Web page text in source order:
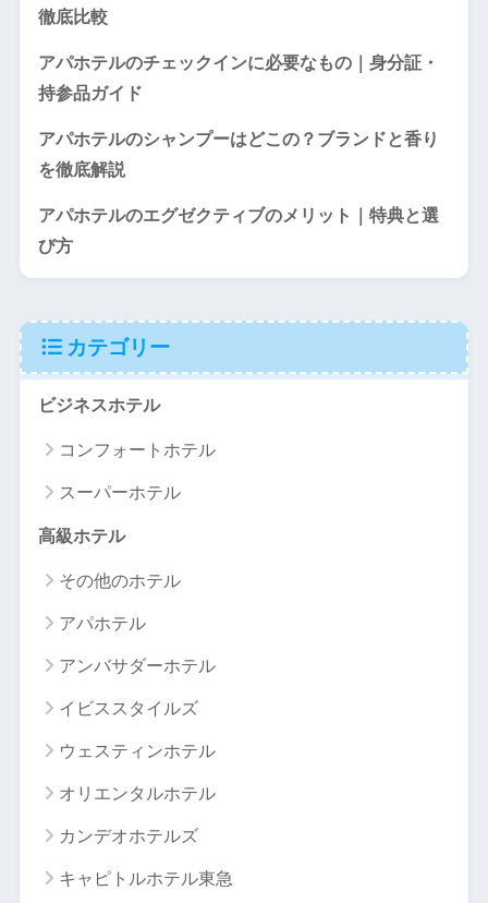
徹底比較
アパホテルのチェックインに必要なもの｜身分証・
持参品ガイド
アパホテルのシャンプーはどこの？ブランドと香り
を徹底解説
アパホテルのエグゼクティブのメリット｜特典と選
び方
カテゴリー
ビジネスホテル
コンフォートホテル
スーパーホテル
高級ホテル
その他のホテル
アパホテル
アンバサダーホテル
イビススタイルズ
ウェスティンホテル
オリエンタルホテル
カンデオホテルズ
キャピトルホテル東急